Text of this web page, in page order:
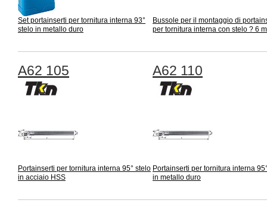
Set portainserti per tornitura interna 93°
stelo in metallo duro
Bussole per il montaggio di
per tornitura interna con stelo ? 6
A62 105
Portainserti per tornitura interna 95° stelo
in acciaio HSS
A62 110
Portainserti per tornitura interna
in metallo duro